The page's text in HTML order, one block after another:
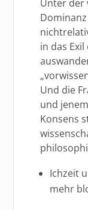
Unter der
in das
Und die
und
Konsens
Ichzeit
mehr